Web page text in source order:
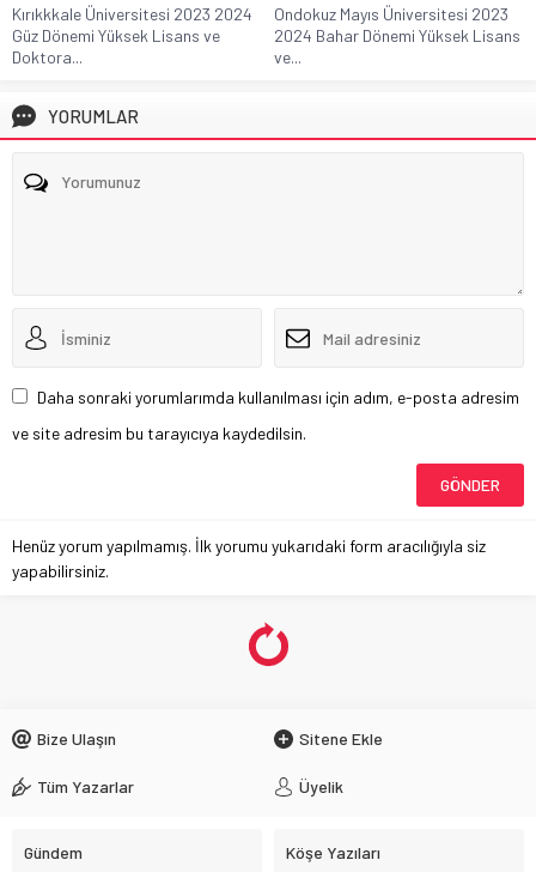
Kırıkkkale Üniversitesi 2023 2024
Güz Dönemi Yüksek Lisans ve
Doktora...
Ondokuz Mayıs Üniversitesi 2023
2024 Bahar Dönemi Yüksek Lisans
ve...
YORUMLAR
Daha sonraki yorumlarımda kullanılması için adım, e-posta adresim
ve site adresim bu tarayıcıya kaydedilsin.
Henüz yorum yapılmamış. İlk yorumu yukarıdaki form aracılığıyla siz
yapabilirsiniz.
Bize Ulaşın Sitene Ekle
Tüm Yazarlar Üyelik
Gündem Köşe Yazıları